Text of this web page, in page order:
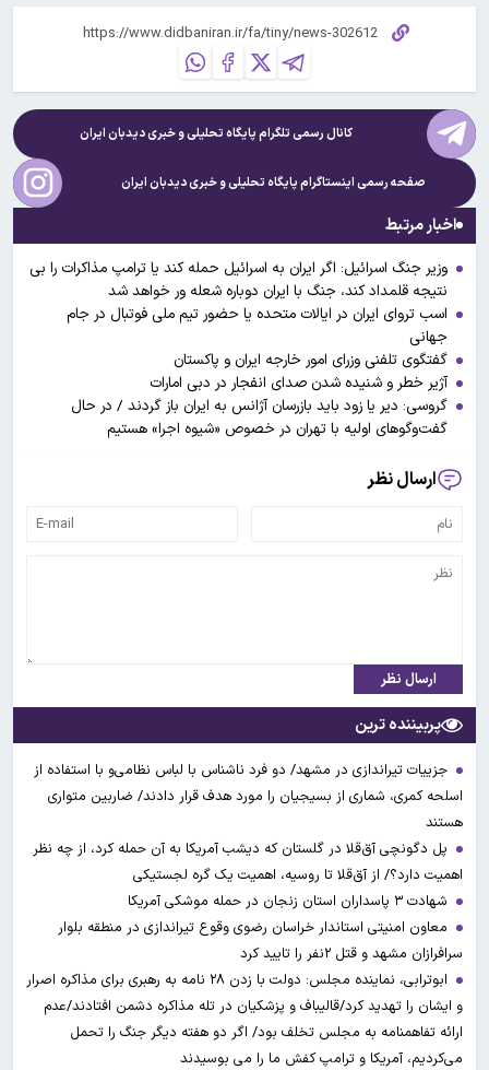
کانال رسمی تلگرام پایگاه تحلیلی و خبریدیدبان ایران
صفحه رسمی اینستاگرام پایگاه تحلیلی و خبریدیدبان ایران
اخبار مرتبط
وزیر جنگ اسرائیل: اگر ایران به اسرائیل حمله کند یا ترامپ مذاکرات را بی
نتیجه قلمداد کند، جنگ با ایران دوباره شعله ور خواهد شد
اسب تروای ایران در ایالات متحده یا حضور تیم ملی فوتبال در جام
جهانی
گفتگوی تلفنی وزرای امور خارجه ایران و پاکستان
آژیر خطر و شنیده شدن صدای انفجار در دبی امارات
گروسی: دیر یا زود باید بازرسان آژانس به ایران باز گردند / در حال
گفت‌وگوهای اولیه با تهران در خصوص «شیوه اجرا» هستیم
ارسال نظر
ارسال نظر
پربیننده ترین
جزییات تیراندازی در مشهد/ دو فرد ناشناس با لباس نظامی‌و با استفاده از
اسلحه کمری، شماری از بسیجیان را مورد هدف قرار دادند/ ضاربین متواری
هستند
پل دگونچی آق‌قلا در گلستان که دیشب آمریکا به آن حمله کرد، از چه نظر
اهمیت دارد؟/ از آق‌قلا تا روسیه، اهمیت یک گره لجستیکی
شهادت ۳ ‌پاسداران استان زنجان در حمله موشکی آمریکا
معاون امنیتی استاندار خراسان رضوی وقوع تیراندازی در منطقه بلوار
سرافرازان مشهد و قتل ۲نفر را تایید کرد
ابوترابی، نماینده مجلس: دولت با زدن ۲۸ نامه به رهبری برای مذاکره اصرار
و ایشان را تهدید کرد/قالیباف و پزشکیان در تله مذاکره دشمن افتادند/عدم
ارائه تفاهمنامه به مجلس تخلف بود/ اگر دو هفته دیگر جنگ را تحمل
می‌کردیم، آمریکا و ترامپ کفش ما را می بوسیدند